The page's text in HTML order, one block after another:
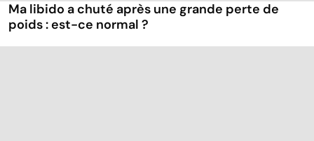
Ma libido a chuté après une grande perte de
poids : est-ce normal ?